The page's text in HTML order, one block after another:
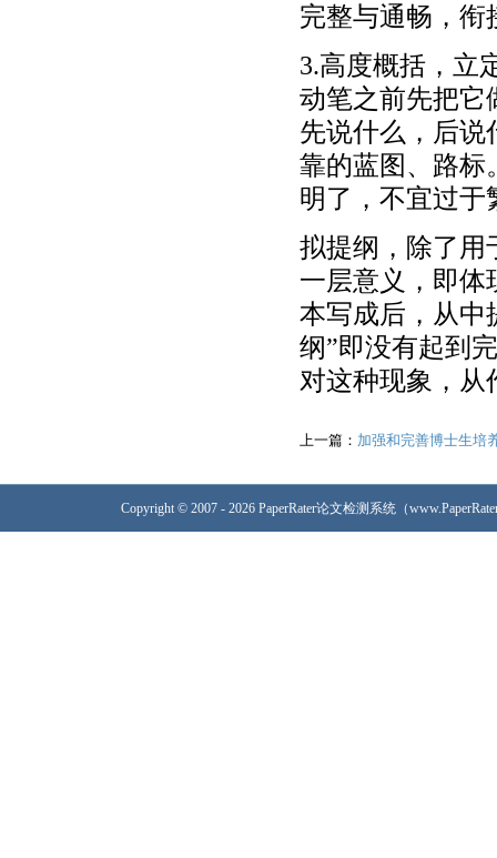
完整与通畅，衔
3.高度概括，立
动笔之前先把它
先说什么，后说
靠的蓝图、路标
明了，不宜过于
拟提纲，除了用
一层意义，即体
本写成后，从中
纲”即没有起到
对这种现象，从
上一篇： 加强和完善博士生培
Copyright © 2007 - 2026 PaperRater论文检测系统（